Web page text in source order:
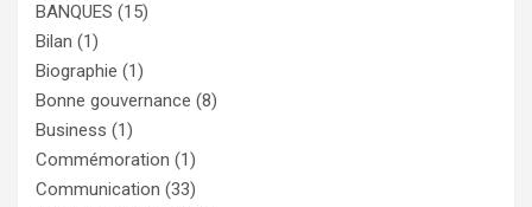
BANQUES (15)
Bilan (1)
Biographie (1)
Bonne gouvernance (8)
Business (1)
Commémoration (1)
Communication (33)